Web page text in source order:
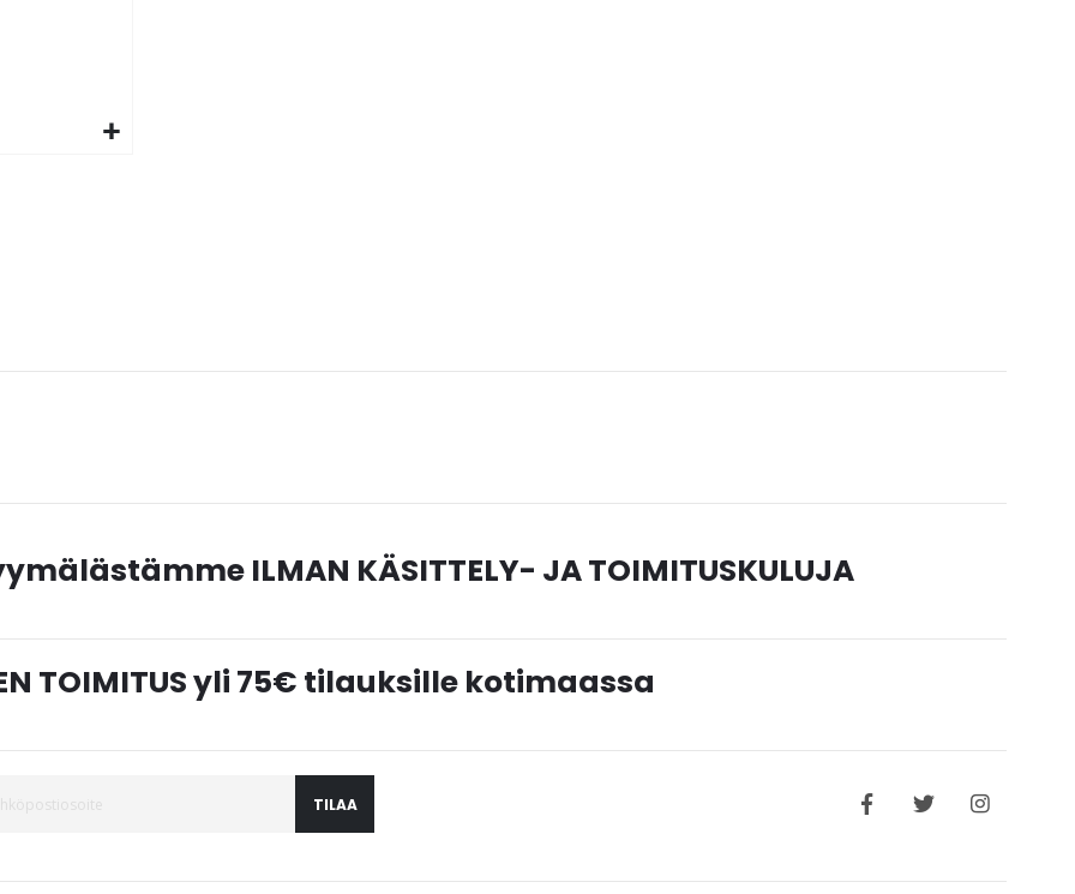
ILMAN KÄSITTELY- JA TOIMITUSKULUJA
TOIMITUS yli 75€ tilauksille kotimaassa
TILAA